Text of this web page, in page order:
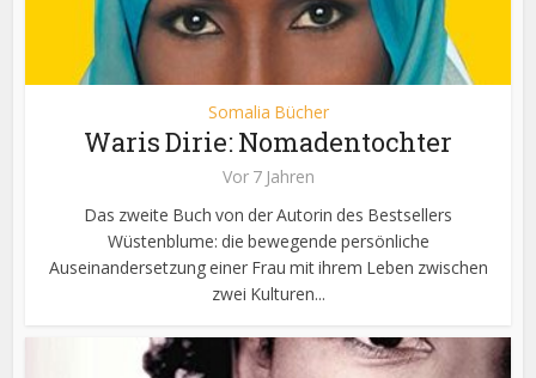
Somalia Bücher
Waris Dirie: Nomadentochter
Vor 7 Jahren
Das zweite Buch von der Autorin des Bestsellers
Wüstenblume: die bewegende persönliche
Auseinandersetzung einer Frau mit ihrem Leben zwischen
zwei Kulturen...